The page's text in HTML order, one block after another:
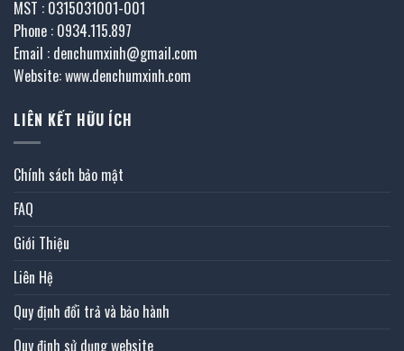
MST : 0315031001-001
Phone : 0934.115.897
Email : denchumxinh@gmail.com
Website: www.denchumxinh.com
LIÊN KẾT HỮU ÍCH
Chính sách bảo mật
FAQ
Giới Thiệu
Liên Hệ
Quy định đổi trả và bảo hành
Quy định sử dụng website